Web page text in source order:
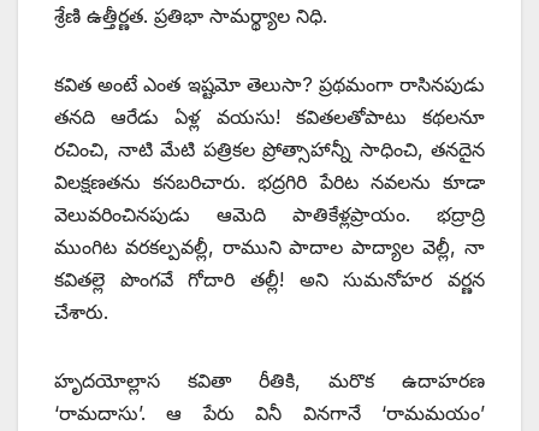
శ్రేణి ఉత్తీర్ణత. ప్రతిభా సామర్థ్యాల నిధి.
కవిత అంటే ఎంత ఇష్టమో తెలుసా? ప్రథమంగా రాసినపుడు
తనది ఆరేడు ఏళ్ల వయసు! కవితలతోపాటు కథలనూ
రచించి, నాటి మేటి పత్రికల ప్రోత్సాహాన్నీ సాధించి, తనదైన
విలక్షణతను కనబరిచారు. భద్రగిరి పేరిట నవలను కూడా
వెలువరించినపుడు ఆమెది పాతికేళ్లప్రాయం. భద్రాద్రి
ముంగిట వరకల్పవల్లీ, రాముని పాదాల పాద్యాల వెల్లీ, నా
కవితల్లె పొంగవే గోదారి తల్లీ! అని సుమనోహర వర్ణన
చేశారు.
హృదయోల్లాస కవితా రీతికి, మరొక ఉదాహరణ
‘రామదాసు’. ఆ పేరు వినీ వినగానే ‘రామమయం’